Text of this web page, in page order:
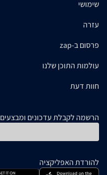
שימושי
עזרה
פרסום ב-zap
עולמות התוכן שלנו
חוות דעת
הרשמה לקבלת עדכונים ומבצעים
להורדת האפליקציה